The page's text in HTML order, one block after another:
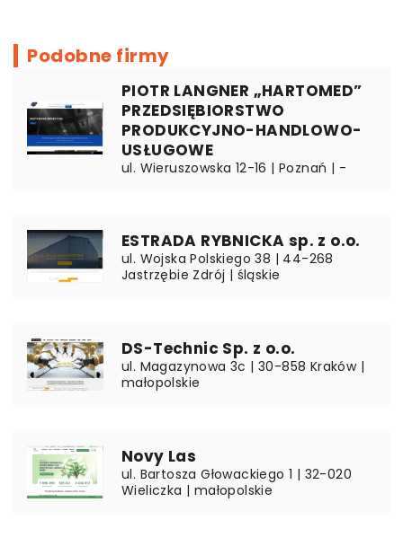
Podobne firmy
PIOTR LANGNER „HARTOMED”
PRZEDSIĘBIORSTWO
PRODUKCYJNO-HANDLOWO-
USŁUGOWE
ul. Wieruszowska 12-16 | Poznań | -
ESTRADA RYBNICKA sp. z o.o.
ul. Wojska Polskiego 38 | 44-268
Jastrzębie Zdrój | śląskie
DS-Technic Sp. z o.o.
ul. Magazynowa 3c | 30-858 Kraków |
małopolskie
Novy Las
ul. Bartosza Głowackiego 1 | 32-020
Wieliczka | małopolskie